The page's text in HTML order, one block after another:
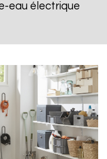
eau électrique